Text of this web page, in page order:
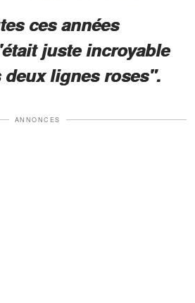
ces années
juste incroyable
deux lignes roses".
ANNONCES